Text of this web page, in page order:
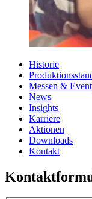
Historie
Messen &
News
Insights
Karriere
Aktionen
Downloads
Kontakt